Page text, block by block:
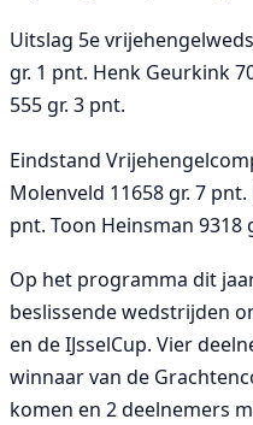
Uitslag 5e
gr. 1 pnt. Henk Geurkink
555 gr. 3 pnt.
Eindstand
Molenveld 11658 gr. 7
pnt. Toon Heinsman 9318
Op het programma dit
beslissende wedstrijden
en de IJsselCup. Vier
winnaar van de
komen en 2 deelnemers